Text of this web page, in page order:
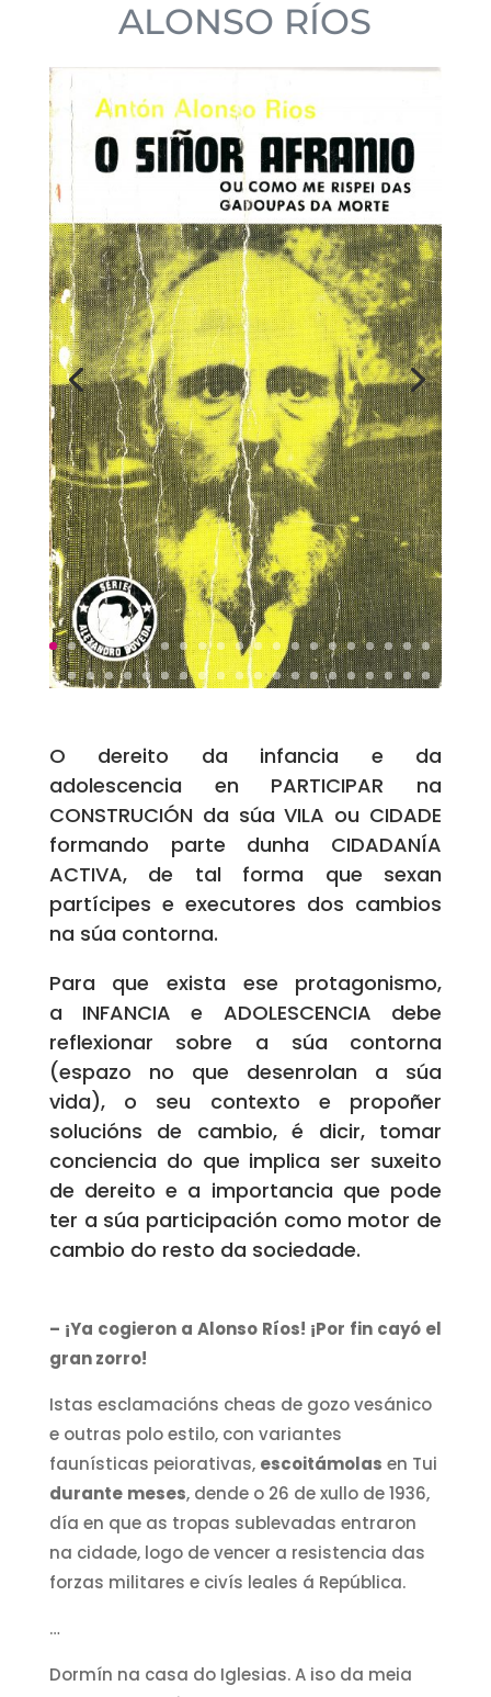
ALONSO RÍOS
O dereito da infancia e da
adolescencia en PARTICIPAR na
CONSTRUCIÓN da súa VILA ou CIDADE
formando parte dunha CIDADANÍA
ACTIVA, de tal forma que sexan
partícipes e executores dos cambios
na súa contorna.
Para que exista ese protagonismo,
a INFANCIA e ADOLESCENCIA debe
reflexionar sobre a súa contorna
(espazo no que desenrolan a súa
vida), o seu contexto e propoñer
solucións de cambio, é dicir, tomar
conciencia do que implica ser suxeito
de dereito e a importancia que pode
ter a súa participación como motor de
cambio do resto da sociedade.
– ¡Ya cogieron a Alonso Ríos! ¡Por fin cayó el
gran zorro!
Istas esclamacións cheas de gozo vesánico
e outras polo estilo, con variantes
faunísticas peiorativas, escoitámolas en Tui
durante meses, dende o 26 de xullo de 1936,
día en que as tropas sublevadas entraron
na cidade, logo de vencer a resistencia das
forzas militares e civís leales á República.
…
Dormín na casa do Iglesias. A iso da meia